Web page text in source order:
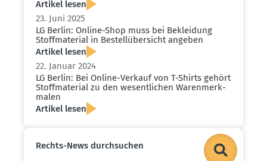
Artikel lesen
23. Juni 2025
LG Berlin: Online-Shop muss bei Bekleidung
Stoff­ma­terial in Bestell­über­sicht angeben
Artikel lesen
22. Januar 2024
LG Berlin: Bei Online-Verkauf von T-Shirts gehört
Stoff­ma­terial zu den wesent­lichen Waren­merk­
malen
Artikel lesen
Rechts-News durch­suchen